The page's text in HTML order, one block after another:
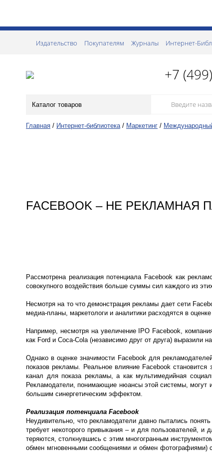
Издательство Покупателям Журналы Интернет-
+7
Каталог товаров
Главная / Интернет-библиотека / Маркетинг /
FACEBOOK – НЕ
Рассмотрена реализация потенциала Facebook как
совокупного воздействия больше суммы сил каждого из
Несмотря на то что демонстрация рекламы дает сети
медиа-планы, маркетологи и аналитики расходятся в
Например, несмотря на увеличение IPO Facebook,
как Ford и Coca-Cola (независимо друг от друга) выразили
Однако в оценке значимости Facebook для
показов рекламы. Реальное влияние Facebook
канал для показа рекламы, а как мультимедийная
Рекламодатели, понимающие нюансы этой системы, могут
большим синергетическим эффектом.
Реализация потенциала Facebook
Неудивительно, что рекламодатели давно пытались
требует некоторого привыкания – и для пользователей,
теряются, столкнувшись с этим многогранным
обмен мгновенными сообщениями и обмен фотографиями)